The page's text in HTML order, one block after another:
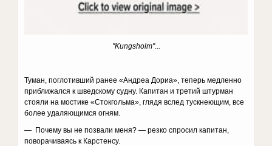
"Kungsholm"...
Туман, поглотивший ранее «Андреа Дориа», теперь медленно
приближался к шведскому судну. Капитан и третий штурман
стояли на мостике «Стокгольма», глядя вслед тускнеющим, все
более удаляющимся огням.
— Почему вы не позвали меня? — резко спросил капитан,
поворачиваясь к Карстенсу.